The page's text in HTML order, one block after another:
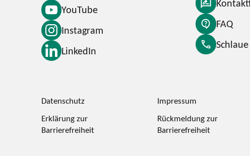
YouTube
Instagram
LinkedIn
FAQ
Datenschutz Impressum
Erklärung zur
Barrierefreiheit
Rückmeldung zur
Barrierefreiheit